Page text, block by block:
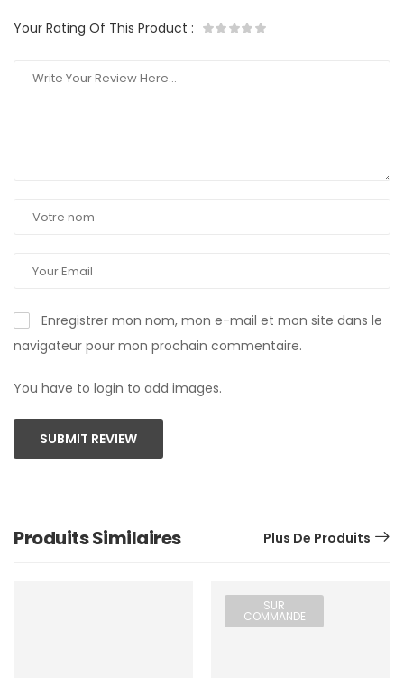
Your Rating Of This Product :
Enregistrer mon nom, mon e-mail et mon site dans le
navigateur pour mon prochain commentaire.
You have to login to add images.
SUBMIT REVIEW
Produits Similaires Plus De Produits
SUR
COMMANDE